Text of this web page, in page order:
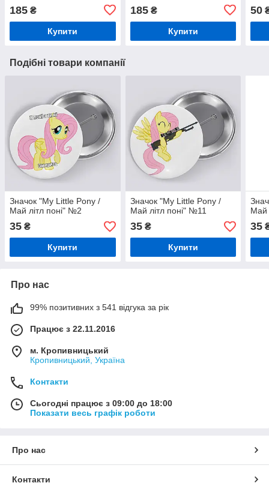
185 ₴
Купити
185₴
Купити
50
Подібні товари компанії
Значок "My Little Pony /
Май літл поні" №2
35 ₴
Купити
Значок "My Little Pony /
Май літл поні" №11
35₴
Купити
Май
35
Про нас
99% позитивних з 541 відгука за рік
Працює з 22.11.2016
м. Кропивницький
Кропивницький, Україна
Контакти
Сьогодні працює з 09:00 до 18:00
Показати весь графік роботи
Про нас
Контакти